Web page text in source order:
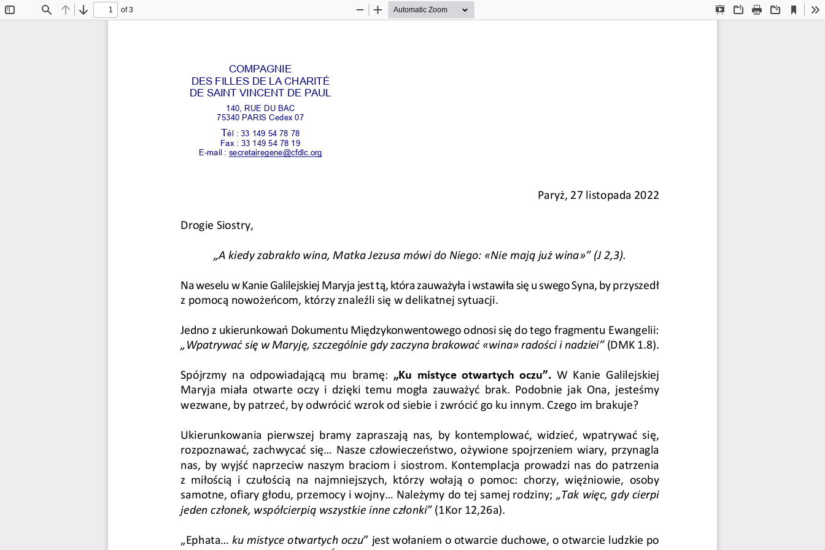
Toggle
Find Previous
Next
of 3
Presentation
OpenPrint Download
Current
View
ZoomZoom
COMPAGNIE
DES FILLES DE LA CHARITÉ
DE SAINT VINCENT DE PAUL
140, RUE DU BAC
75340 PARIS Cedex 07
Tél : 33 149 54 78 78
Fax : 33 149 54 78 19
E-mail : secretairegene@cfdlc.org
Paryż, 27 listopada 2022
Drogie Siostry,
„A kiedy zabrakło wina, Matka Jezusa mówi do Niego: «Nie mają już wina»” (J 2,3).
Na weselu w Kanie Galilejskiej Maryja jest tą, która zauważyła i wstawiła się u swego Syna, by przyszedł
z pomocą nowożeńcom, którzy znaleźli się w delikatnej sytuacji.
Jedno z ukierunkowań Dokumentu Międzykonwentowego odnosi się do tego fragmentu Ewangelii:
„Wpatrywać się w Maryję, szczególnie gdy zaczyna brakować «wina» radości i nadziei” (DMK 1.8).
Spójrzmy  na  odpowiadającą  mu  bramę: „Ku  mistyce  otwartych  oczu”.
  W  Kanie  Galilejskiej
Maryja  miała  otwarte  oczy  i  dzięki  temu  mogła  zauważyć  brak.  Podobnie  jak  Ona,  jesteśmy
wezwane, by patrzeć, by odwrócić wzrok od siebie i zwrócić go ku innym. Czego im brakuje?
Ukierunkowania  pierwszej  bramy  zapraszają  nas,  by  kontemplować,  widzieć,  wpatrywać  się,
rozpoznawać, zachwycać się... Nasze człowieczeństwo, ożywione spojrzeniem wiary, przynagla
nas, by wyjść naprzeciw naszym braciom i siostrom. Kontemplacja prowadzi nas do patrzenia
z  miłością  i  czułością  na  najmniejszych,  którzy  wołają  o  pomoc:  chorzy,  więźniowie,  osoby
samotne, ofiary głodu, przemocy i wojny... Należymy do tej samej rodziny; „Tak więc, gdy cierpi
jeden członek, współcierpią wszystkie inne członki” (1Kor 12,26a).
„Ephata... ku mistyce otwartych oczu ” jest wołaniem o otwarcie duchowe, o otwarcie ludzkie po